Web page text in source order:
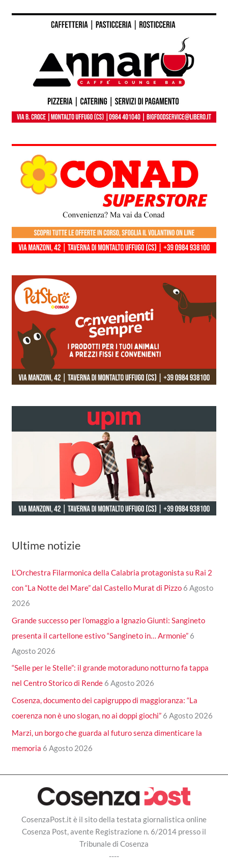
Ultime notizie
L’Orchestra Filarmonica della Calabria protagonista su Rai 2
con “La Notte del Mare” dal Castello Murat di Pizzo 6 Agosto
2026
Grande successo per l’omaggio a Ignazio Giunti: Sangineto
presenta il cartellone estivo “Sangineto in… Armonie” 6
Agosto 2026
“Selle per le Stelle”: il grande motoraduno notturno fa tappa
nel Centro Storico di Rende 6 Agosto 2026
Cosenza, documento dei capigruppo di maggioranza: “La
coerenza non è uno slogan, no ai doppi giochi” 6 Agosto 2026
Marzi, un borgo che guarda al futuro senza dimenticare la
memoria 6 Agosto 2026
CosenzaPost.it è il sito della testata giornalistica online
Cosenza Post, avente Registrazione n. 6/2014 presso il
Tribunale di Cosenza
----